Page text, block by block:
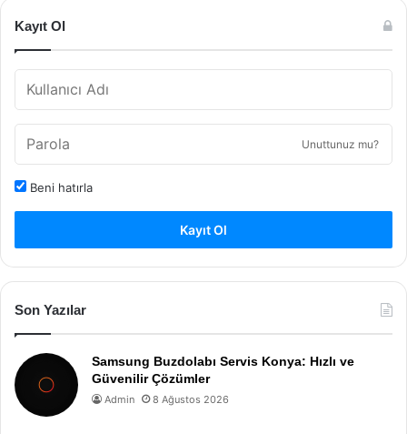
Kayıt Ol
Unuttunuz mu?
Beni hatırla
Kayıt Ol
Son Yazılar
Samsung Buzdolabı Servis Konya: Hızlı ve
Güvenilir Çözümler
Admin 8 Ağustos 2026